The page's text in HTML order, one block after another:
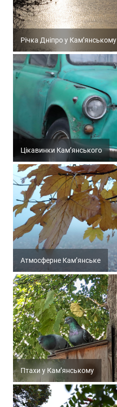
Річка Дніпро у Кам’янському
Цікавинки Кам’янського
Атмосферне Кам’янське
Птахи у Кам’янському